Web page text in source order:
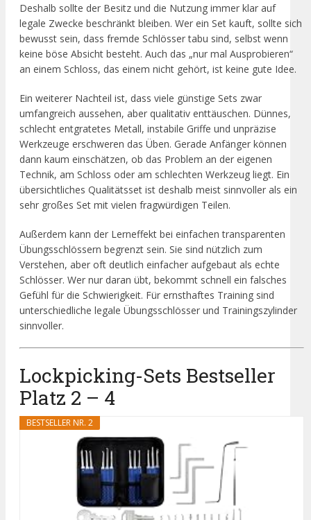
Deshalb sollte der Besitz und die Nutzung immer klar auf
legale Zwecke beschränkt bleiben. Wer ein Set kauft, sollte sich
bewusst sein, dass fremde Schlösser tabu sind, selbst wenn
keine böse Absicht besteht. Auch das „nur mal Ausprobieren“
an einem Schloss, das einem nicht gehört, ist keine gute Idee.
Ein weiterer Nachteil ist, dass viele günstige Sets zwar
umfangreich aussehen, aber qualitativ enttäuschen. Dünnes,
schlecht entgratetes Metall, instabile Griffe und unpräzise
Werkzeuge erschweren das Üben. Gerade Anfänger können
dann kaum einschätzen, ob das Problem an der eigenen
Technik, am Schloss oder am schlechten Werkzeug liegt. Ein
übersichtliches Qualitätsset ist deshalb meist sinnvoller als ein
sehr großes Set mit vielen fragwürdigen Teilen.
Außerdem kann der Lerneffekt bei einfachen transparenten
Übungsschlössern begrenzt sein. Sie sind nützlich zum
Verstehen, aber oft deutlich einfacher aufgebaut als echte
Schlösser. Wer nur daran übt, bekommt schnell ein falsches
Gefühl für die Schwierigkeit. Für ernsthaftes Training sind
unterschiedliche legale Übungsschlösser und Trainingszylinder
sinnvoller.
Lockpicking-Sets Bestseller
Platz 2 – 4
BESTSELLER NR. 2